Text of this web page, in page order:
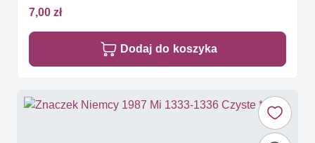
7,00 zł
Dodaj do koszyka